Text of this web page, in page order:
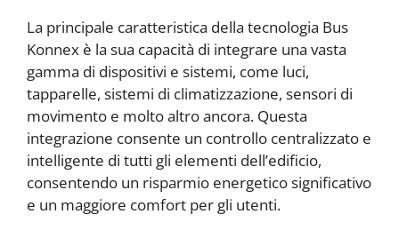
La principale caratteristica della tecnologia Bus
Konnex è la sua capacità di integrare una vasta
gamma di dispositivi e sistemi, come luci,
tapparelle, sistemi di climatizzazione, sensori di
movimento e molto altro ancora. Questa
integrazione consente un controllo centralizzato e
intelligente di tutti gli elementi dell’edificio,
consentendo un risparmio energetico significativo
e un maggiore comfort per gli utenti.